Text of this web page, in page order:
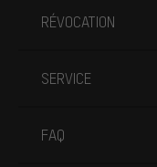
RÉVOCATION
SERVICE
FAQ